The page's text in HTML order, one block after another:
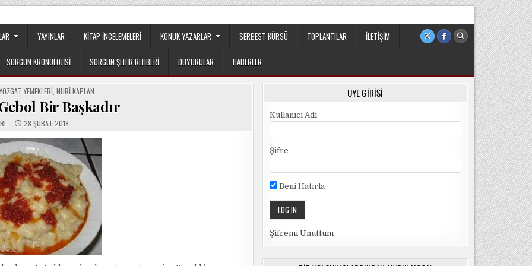
YAYINLAR KITAP İNCELEMELERI KONUK YAZARLAR SERBEST KÜRSÜ TOPLANTILAR İLETIŞIM
SORGUN KRONOLOJISI SORGUN ŞEHIR REHBERI DUYURULAR HABERLER
YEMEKLERI ,NURI KAPLAN
Bir Başkadır
28 ŞUBAT 2018
ÜYE GIRIŞI
Kullanıcı Adı
Şifre
Beni Hatırla
Şifremi Unuttum